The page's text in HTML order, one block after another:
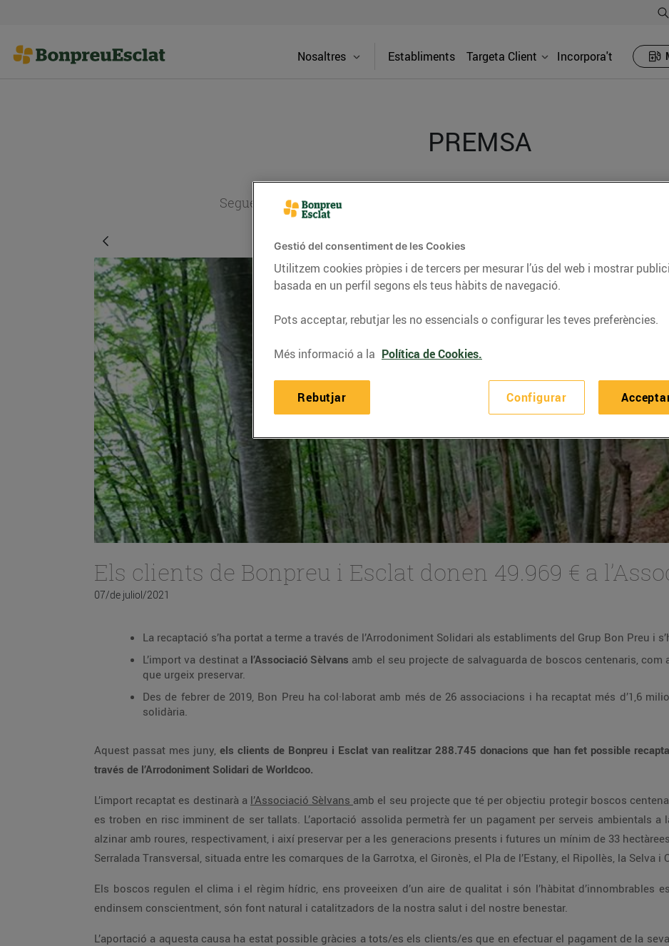
Nosaltres Establiments Targeta Client Incorpora't
PREMSA
Segueix l'actualitat dels supermercats Bonpreu i Esclat a través de la
Els clients de Bonpreu i Esclat donen 49.969 € a
07/de juliol/2021
La recaptació s’ha portat a terme a través de l’Arrodoniment Solidari als establiments del Grup Bon Preu i
L’import va destinat a l’Associació Sèlvans amb el seu projecte de salvaguarda de boscos centenaris,
que urgeix preservar.
Des de febrer de 2019, Bon Preu ha col·laborat amb més de 26 associacions i ha recaptat més d’1,6
solidària.
Aquest passat mes juny, els clients de Bonpreu i Esclat van realitzar 288.745 donacions que han fet possible
través de l’Arrodoniment Solidari de Worldcoo.
L’import recaptat es destinarà a l’Associació Sèlvans amb el seu projecte que té per objectiu protegir boscos
es troben en risc imminent de ser tallats. L’aportació assolida permetrà fer un pagament per serveis ambientals a
alzinar amb roures, respectivament, i així preservar per a les generacions presents i futures un mínim de 33
Serralada Transversal, situada entre les comarques de la Garrotxa, el Gironès, el Pla de l’Estany, el Ripollès, la Selva i
Els boscos regulen el clima i el règim hídric, ens proveeixen d’un aire de qualitat i són l’hàbitat d’innombrables
endinsem conscientment, són font natural i catalitzadors de la nostra salut i del nostre benestar.
L’aportació a aquesta causa ha estat possible gràcies a tots/es els clients/es que en efectuar el pagament de la
Gestió del consentiment de les Cookies
Utilitzem cookies pròpies i de tercers per mesurar l’ús del web i mostrar
basada en un perfil segons els teus hàbits de navegació.
Pots acceptar, rebutjar les no essencials o configurar les teves preferències.
Més informació a la Política de Cookies.
Configurar
Rebutjar